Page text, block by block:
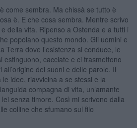
come sembra. Ma chissà se tutto è
è. E che cosa sembra. Mentre scrivo
della vita. Ripenso a Ostenda e a tutti i
popolano questo mondo. Gli uomini e
Terra dove l’esistenza si conduce, le
estinguono, cacciate e ci trasmettono
dei suoni e delle parole. Il
idee, riavvicina a se stessi e la
compagna di vita, un’amante
senza timore. Così mi scrivono dalla
colline che sfumano sul filo